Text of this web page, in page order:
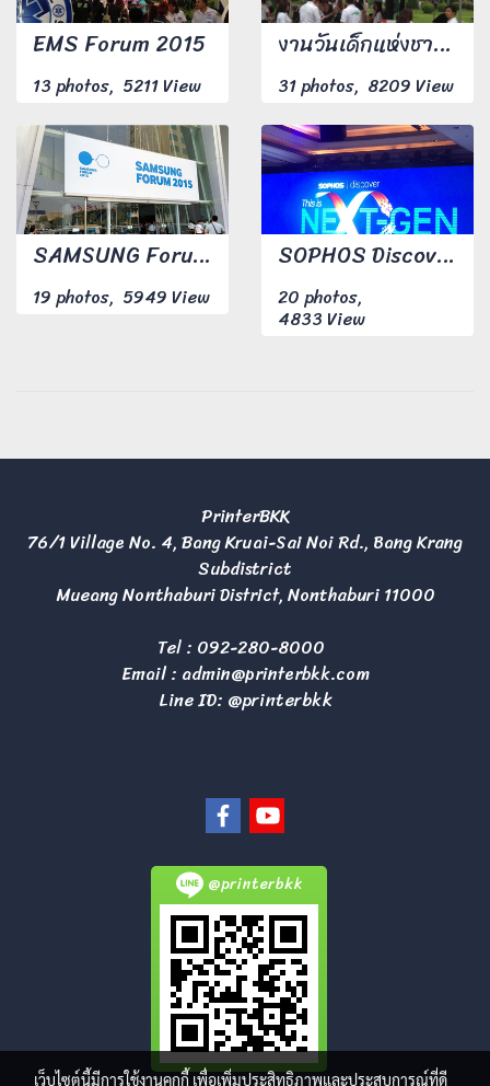
EMS Forum 2015
13 photos, 5211 View
งานวันเด็กแห่งชาติ ณ ทำเนียบรัฐบาล ปี 59
31 photos, 8209 View
SAMSUNG Forum 2015
19 photos, 5949 View
SOPHOS Discover 28 may - 1 jun 2017
20 photos,
4833 View
PrinterBKK
76/1 Village No. 4, Bang Kruai-Sai Noi Rd., Bang Krang
Subdistrict
Mueang Nonthaburi District, Nonthaburi 11000
Tel : 092-280-8000
Email : admin@printerbkk.com
Line ID: @printerbkk
@printerbkk
เว็บไซต์นี้มีการใช้งานคุกกี้ เพื่อเพิ่มประสิทธิภาพและประสบการณ์ที่ดี